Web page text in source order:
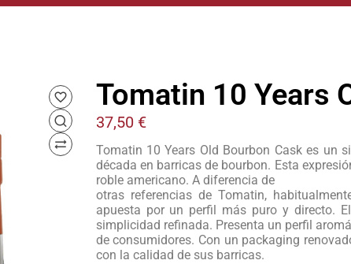
Tomatin 10 Years
37,50 €
Tomatin 10 Years Old Bourbon Cask es un
década en barricas de bourbon. Esta
roble americano. A diferencia de
otras referencias de Tomatin,
apuesta por un perfil más puro y directo.
simplicidad refinada. Presenta un perfil
de consumidores. Con un packaging
con la calidad de sus barricas.